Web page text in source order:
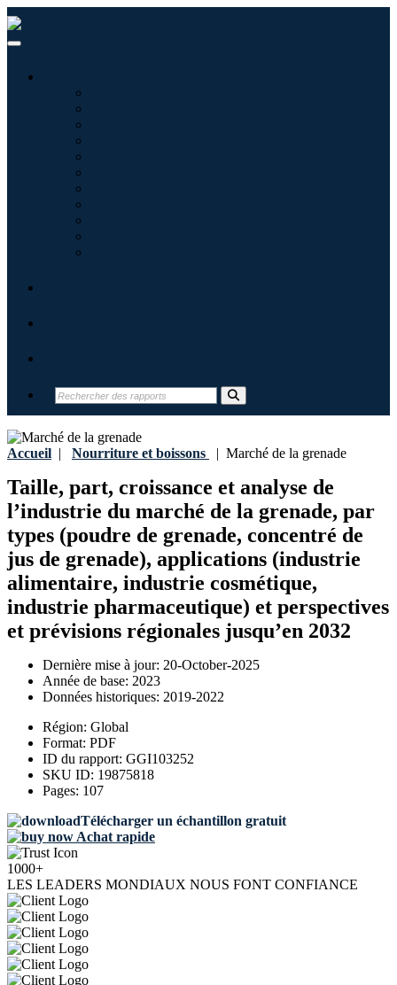
Accueil | Nourriture et boissons | Marché de la grenade
Taille, part, croissance et analyse de
l’industrie du marché de la grenade, par
types (poudre de grenade, concentré de
jus de grenade), applications (industrie
alimentaire, industrie cosmétique,
industrie pharmaceutique) et perspectives
et prévisions régionales jusqu’en 2032
Dernière mise à jour: 20-October-2025
Année de base: 2023
Données historiques: 2019-2022
Région: Global
Format: PDF
ID du rapport: GGI103252
SKU ID: 19875818
Pages: 107
Télécharger un échantillon gratuit
Achat rapide
1000+
LES LEADERS MONDIAUX NOUS FONT CONFIANCE